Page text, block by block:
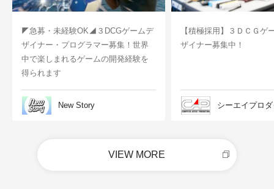
◤急募・未経験OK◢３DCGゲームデ
ザイナー・プログラマー募集！世界
中で楽しまれるゲームの開発経験を
得られます
New Story
【積極採用】３ＤＣＧゲ
ザイナー募集中！
シーエイプロ
VIEW MORE